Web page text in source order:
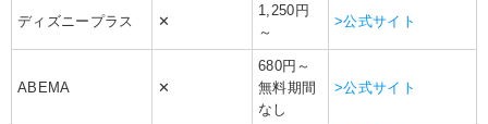
ディズニープラス ✕
1,250円
～
>公式サイト
ABEMA ✕
680円～
無料期間
なし
>公式サイト